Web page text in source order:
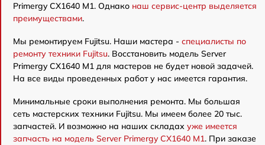
Primergy CX1640 M1. Однако наш сервис-центр выделяется
преимуществами.
Мы ремонтируем Fujitsu. Наши мастера - специалисты по
ремонту техники Fujitsu. Восстановить модель Server
Primergy CX1640 M1 для мастеров не будет новой задачей.
На все виды проведенных работ у нас имеется гарантия.
Минимальные сроки выполнения ремонта. Мы большая
сеть мастерских техники Fujitsu. Мы имеем более 20 тыс.
запчастей. И возможно на наших складах уже имеется
запчасть на модель Server Primergy CX1640 M1. При заказе